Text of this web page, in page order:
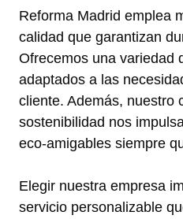
Reforma Madrid emplea
calidad que garantizan
Ofrecemos una variedad
adaptados a las
cliente. Además, nuestro
sostenibilidad nos
eco-amigables siempre
Elegir nuestra empresa
servicio personalizable